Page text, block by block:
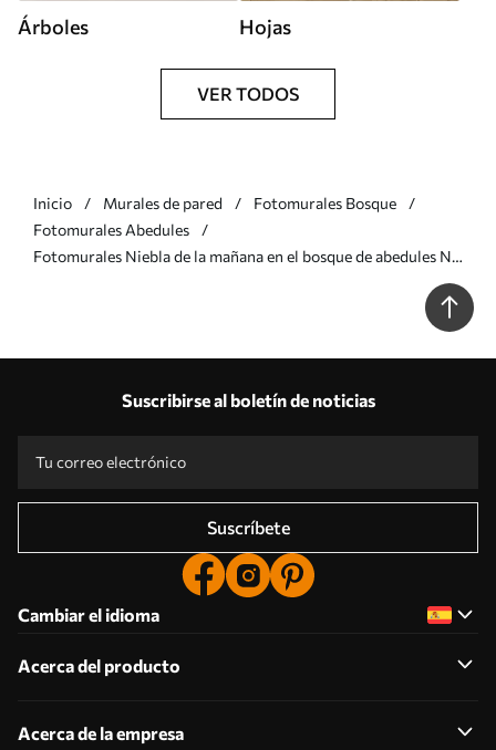
Árboles Hojas
VER TODOS
Inicio Murales de pared
Fotomurales Bosque
Fotomurales Abedules
Fotomurales Niebla de la mañana en el bosque de abedules Nr.
Suscribirse al boletín de noticias
Suscríbete
Cambiar el idioma
Acerca del producto
Acerca de la empresa